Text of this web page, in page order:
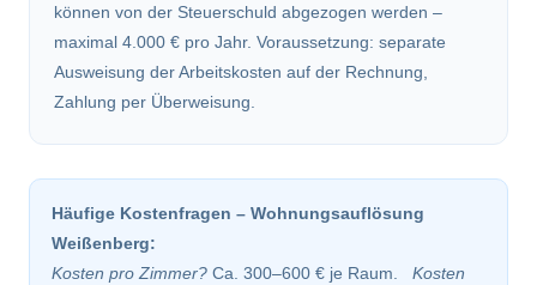
können von der Steuerschuld abgezogen werden –
maximal 4.000 € pro Jahr. Voraussetzung: separate
Ausweisung der Arbeitskosten auf der Rechnung,
Zahlung per Überweisung.
Häufige Kostenfragen – Wohnungsauflösung
Weißenberg:
Kosten pro Zimmer? Ca. 300–600 € je Raum. Kosten